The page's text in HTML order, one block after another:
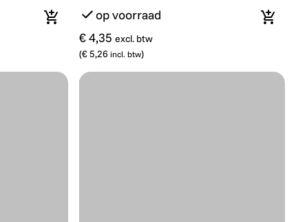
In winkelmandje
op voorraad
€ 4,35 excl. btw
(€ 5,26 incl. btw)
In